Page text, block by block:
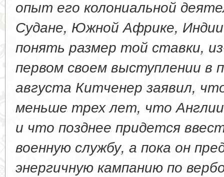
опыт его колониальной
Судане, Южной Африке,
понять размер той ставки,
первом своем выступлении в
августа Китченер заявил,
меньше трех лет, что
и что позднее придется
военную службу, а пока он
энергичную кампанию по